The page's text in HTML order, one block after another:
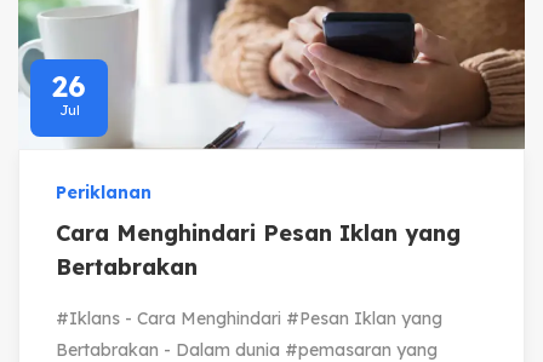
26
Jul
Periklanan
Cara Menghindari Pesan Iklan yang
Bertabrakan
#Iklans - Cara Menghindari #Pesan Iklan yang
Bertabrakan - Dalam dunia #pemasaran yang